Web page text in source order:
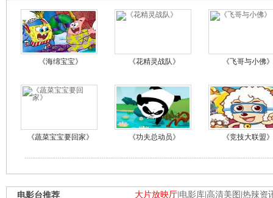
《海绵宝宝》 《花精灵战队》 《飞哥与小佛》
《蔬菜宝宝要回家》 《功夫总动员》 《竞技大联盟》
大片放映厅 电影库 高清美图 热辣资
电影台推荐